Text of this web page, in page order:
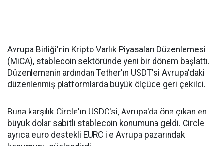
Avrupa Birliği'nin Kripto Varlık Piyasaları Düzenlemesi
(MiCA), stablecoin sektöründe yeni bir dönem başlattı.
Düzenlemenin ardından Tether'ın USDT'si Avrupa'daki
düzenlenmiş platformlarda büyük ölçüde geri çekildi.
Buna karşılık Circle'ın USDC'si, Avrupa'da öne çıkan en
büyük dolar sabitli stablecoin konumuna geldi. Circle
ayrıca euro destekli EURC ile Avrupa pazarındaki